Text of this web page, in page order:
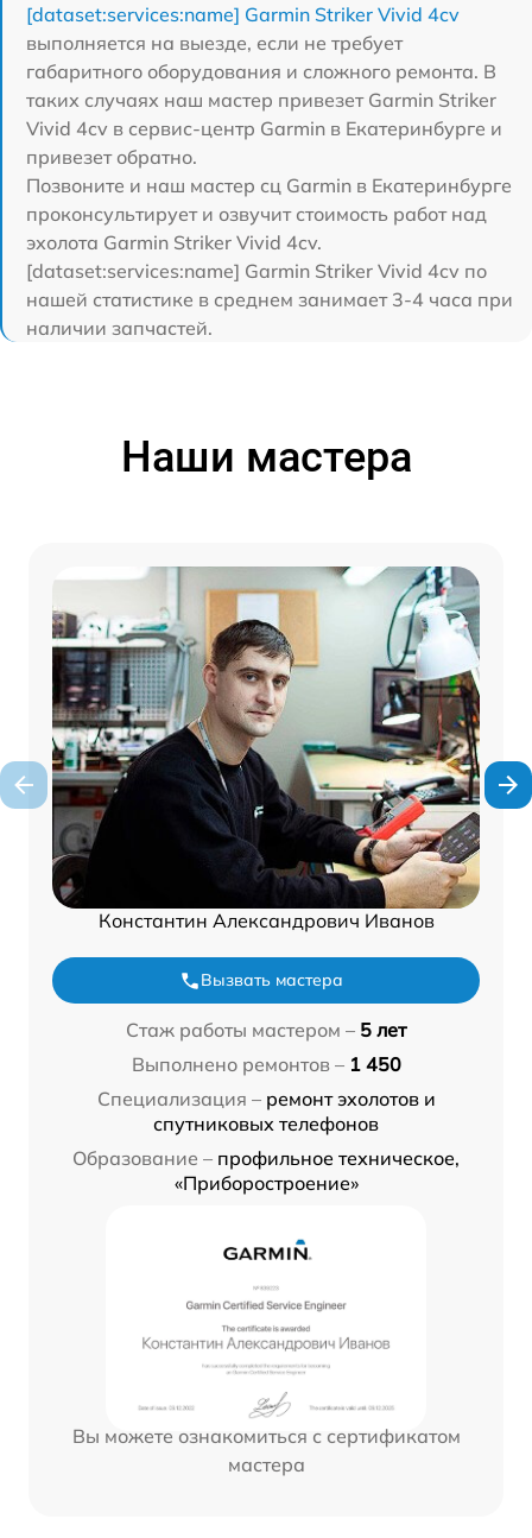
[dataset:services:name] Garmin Striker Vivid 4cv
выполняется на выезде, если не требует
габаритного оборудования и сложного ремонта. В
таких случаях наш мастер привезет Garmin Striker
Vivid 4cv в сервис-центр Garmin в Екатеринбурге и
привезет обратно.
Позвоните и наш мастер сц Garmin в Екатеринбурге
проконсультирует и озвучит стоимость работ над
эхолота Garmin Striker Vivid 4cv.
[dataset:services:name] Garmin Striker Vivid 4cv по
нашей статистике в среднем занимает 3-4 часа при
наличии запчастей.
Наши мастера
Константин Александрович Иванов
Вызвать мастера
Стаж работы мастером – 5 лет
Выполнено ремонтов – 1 450
Специализация – ремонт эхолотов и
спутниковых телефонов
Образование – профильное техническое,
«Приборостроение»
Вы можете ознакомиться с сертификатом
мастера